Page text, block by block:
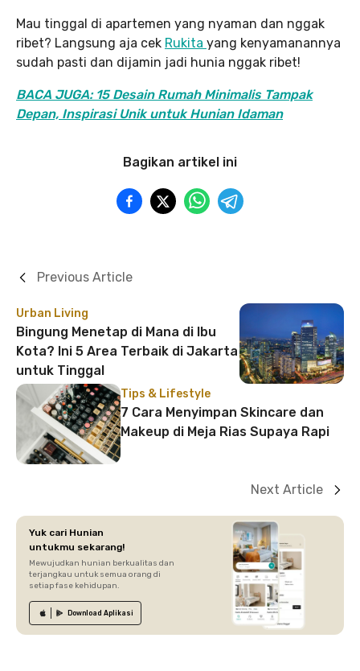
Mau tinggal di apartemen yang nyaman dan nggak
ribet? Langsung aja cek Rukita yang kenyamanannya
sudah pasti dan dijamin jadi hunia nggak ribet!
BACA JUGA: 15 Desain Rumah Minimalis Tampak
Depan, Inspirasi Unik untuk Hunian Idaman
Bagikan artikel ini
Urban Living
Bingung Menetap di Mana di Ibu
Kota? Ini 5 Area Terbaik di Jakarta
untuk Tinggal
Previous Article
Tips & Lifestyle
7 Cara Menyimpan Skincare dan
Makeup di Meja Rias Supaya Rapi
Next Article
Yuk cari Hunian
untukmu sekarang!
Mewujudkan hunian berkualitas dan
terjangkau untuk semua orang di
setiap fase kehidupan.
Download Aplikasi